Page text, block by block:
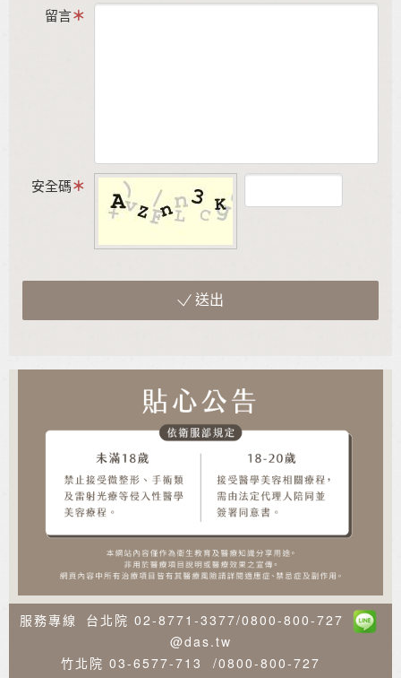
留言
安全碼
送出
服務專線 台北院 02-8771-3377/0800-800-727
@das.tw
竹北院 03-6577-713 /0800-800-727